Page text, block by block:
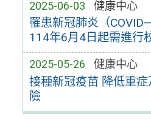
2025-06-03 健康中心
罹患新冠肺炎（
114年6月4日起需進行
2025-05-26 健康中心
接種新冠疫苗 降低重
險